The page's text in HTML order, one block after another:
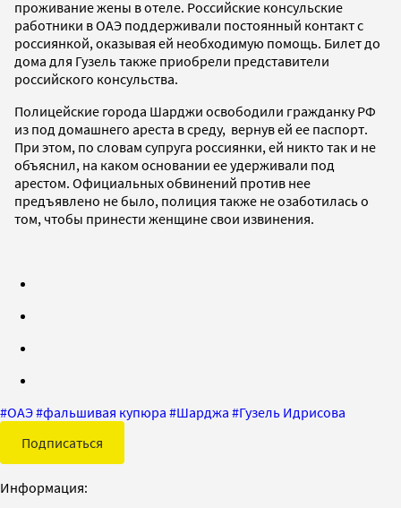
проживание жены в отеле. Российские консульские
работники в ОАЭ поддерживали постоянный контакт с
россиянкой, оказывая ей необходимую помощь. Билет до
дома для Гузель также приобрели представители
российского консульства.
Полицейские города Шарджи освободили гражданку РФ
из под домашнего ареста в среду, вернув ей ее паспорт.
При этом, по словам супруга россиянки, ей никто так и не
объяснил, на каком основании ее удерживали под
арестом. Официальных обвинений против нее
предъявлено не было, полиция также не озаботилась о
том, чтобы принести женщине свои извинения.
#ОАЭ#фальшивая купюра #Шарджа #Гузель Идрисова
Подписаться
Информация: